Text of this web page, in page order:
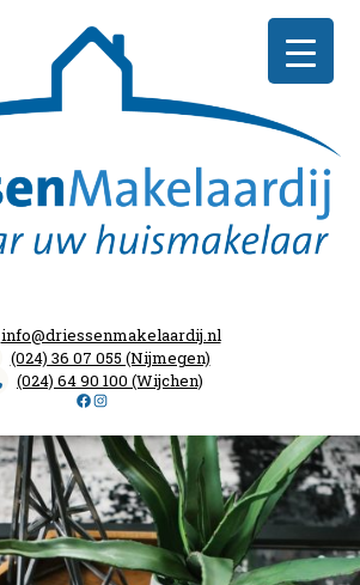
info@driessenmakelaardij.nl
(024) 36 07 055 (Nijmegen)
(024) 64 90 100 (Wijchen)
Facebook
Instagram
Driessen
Makelaardij